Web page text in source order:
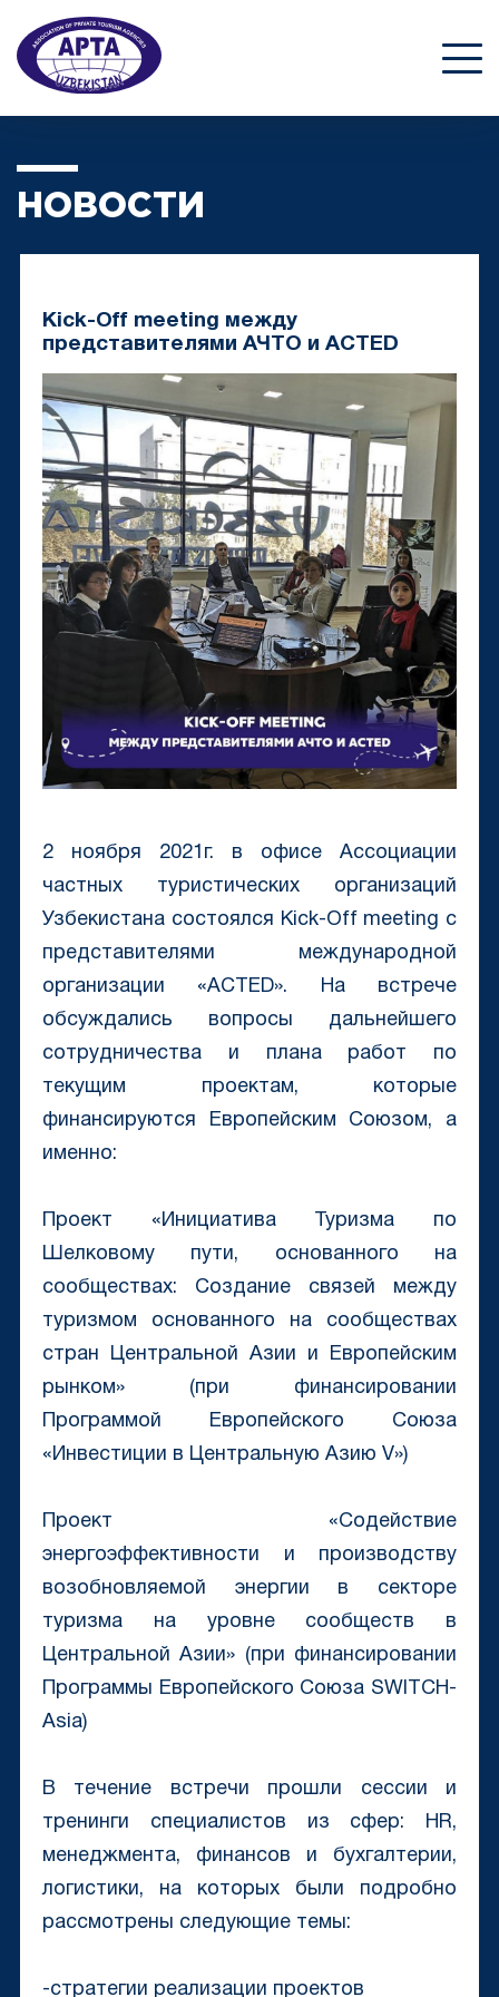
НОВОСТИ
Kick-Off meeting между
представителями АЧТО и ACTED
2 ноября 2021г. в офисе Ассоциации
частных туристических организаций
Узбекистана состоялся Kick-Off meeting с
представителями международной
организации «ACTED». На встрече
обсуждались вопросы дальнейшего
сотрудничества и плана работ по
текущим проектам, которые
финансируются Европейским Союзом, а
именно:
Проект «Инициатива Туризма по
Шелковому пути, основанного на
сообществах: Создание связей между
туризмом основанного на сообществах
стран Центральной Азии и Европейским
рынком» (при финансировании
Программой Европейского Союза
«Инвестиции в Центральную Азию V»)
Проект «Содействие
энергоэффективности и производству
возобновляемой энергии в секторе
туризма на уровне сообществ в
Центральной Азии» (при финансировании
Программы Европейского Союза SWITCH-
Asia)
В течение встречи прошли сессии и
тренинги специалистов из сфер: HR,
менеджмента, финансов и бухгалтерии,
логистики, на которых были подробно
рассмотрены следующие темы:
-стратегии реализации проектов